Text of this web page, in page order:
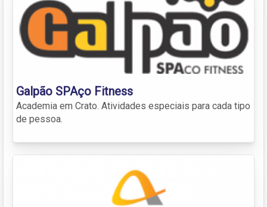
Galpão SPAço Fitness
Academia em Crato. Atividades especiais para cada tipo
de pessoa.